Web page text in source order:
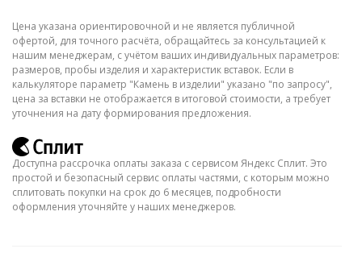
Цена указана ориентировочной и не является публичной
офертой, для точного расчёта, обращайтесь за консультацией к
нашим менеджерам, с учётом ваших индивидуальных параметров:
размеров, пробы изделия и характеристик вставок. Если в
калькуляторе параметр "Камень в изделии" указано "по запросу",
цена за вставки не отображается в итоговой стоимости, а требует
уточнения на дату формирования предложения.
Доступна рассрочка оплаты заказа с сервисом Яндекс Сплит. Это
простой и безопасный сервис оплаты частями, с которым можно
сплитовать покупки на срок до 6 месяцев, подробности
оформления уточняйте у наших менеджеров.